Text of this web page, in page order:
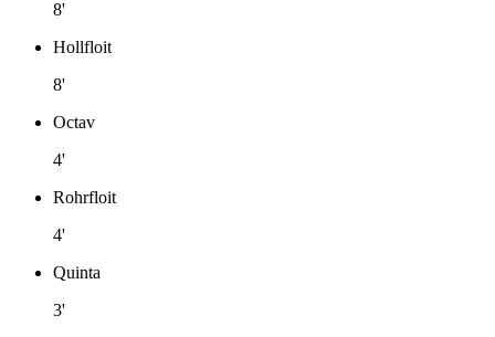
8'
Hollfloit
8'
Octav
4'
Rohrfloit
4'
Quinta
3'